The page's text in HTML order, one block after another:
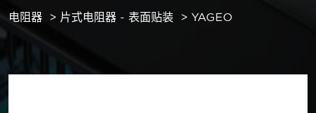
电阻器 片式电阻器 - 表面贴装 YAGEO